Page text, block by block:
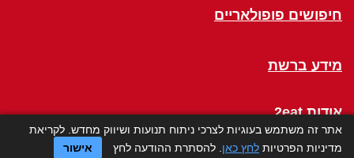
חיפושים פופולאריים
מידע ברשת
אודות 2eat
Click a Table
אתר זה משתמש בעוגיות לצרכי ניתוח תנועות ושיווק מחדש. לקריאת
מדיניות הפרטיות לחץ כאן . להסתרת ההודעה לחץ אישור